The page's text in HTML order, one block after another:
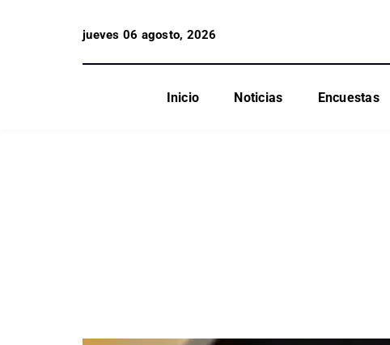
jueves 06 agosto, 2026
Inicio Noticias Encuestas